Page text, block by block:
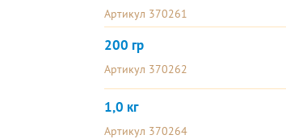
Артикул 370261
200 гр
Артикул 370262
1,0 кг
Артикул 370264